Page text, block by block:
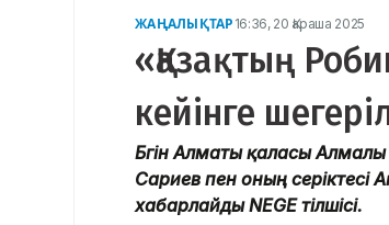
ЖАҢАЛЫҚТАР 16:36, 20 Қараша 2025
«Қазақтың
кейінге
Бүгін Алматы қаласы
Сариев пен оның серіктесі
хабарлайды NEGE тілшісі.